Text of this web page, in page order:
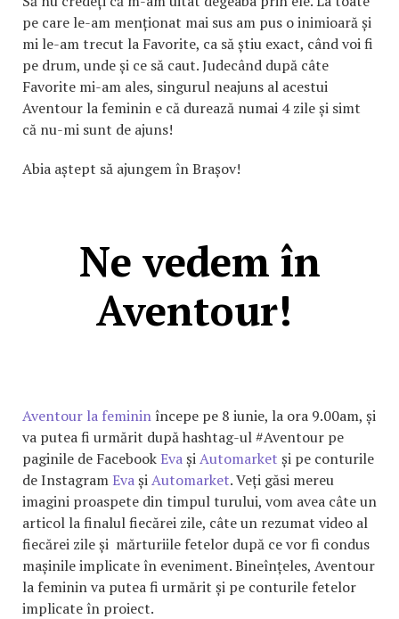
pe care le-am menționat mai sus am pus o inimioară și
mi le-am trecut la Favorite, ca să știu exact, când voi fi
pe drum, unde și ce să caut. Judecând după câte
Favorite mi-am ales, singurul neajuns al acestui
Aventour la feminin e că durează numai 4 zile și simt
că nu-mi sunt de ajuns!
Abia aștept să ajungem în Brașov!
Ne vedem în
Aventour!
Aventour la feminin începe pe 8 iunie, la ora 9.00am, și
va putea fi urmărit după hashtag-ul #Aventour pe
paginile de FacebookEvașiAutomarket și pe conturile
de InstagramEvașiAutomarket. Veți găsi mereu
imagini proaspete din timpul turului, vom avea câte un
articol la finalul fiecărei zile, câte un rezumat video al
fiecărei zile și mărturiile fetelor după ce vor fi condus
mașinile implicate în eveniment. Bineînțeles, Aventour
la feminin va putea fi urmărit și pe conturile fetelor
implicate în proiect.